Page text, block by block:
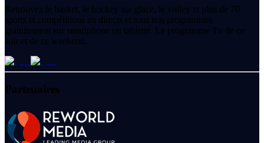
Retrouvez le basket, le hockey sur glace, le volley et plus de 70
sports et compétitions en directs et tous nos programmes
gratuitement sur smartphone ou tablette. Le programme Tv de ce
soir et de ce weekend.
Partenaires